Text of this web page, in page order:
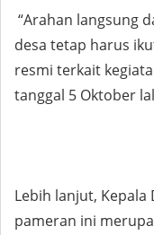
“Arahan langsung
desa tetap harus
resmi terkait
tanggal 5 Oktober
Lebih lanjut, Kepala
pameran ini